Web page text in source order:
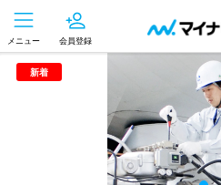
メニュー 会員登録
新着